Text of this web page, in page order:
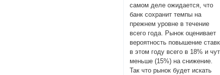
самом деле ожидается, что
банк сохранит темпы на
прежнем уровне в течение
всего года. Рынок оценивает
вероятность повышение
в этом году всего в 18% и
меньше (15%) на снижение.
Так что рынок будет искать